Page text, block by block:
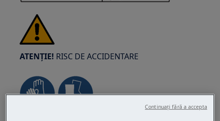
ATENȚIE! RISC DE ACCIDENTARE
Continuați fără a accepta